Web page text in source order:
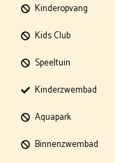
Kinderopvang
Kids Club
Speeltuin
Kinderzwembad
Aquapark
Binnenzwembad